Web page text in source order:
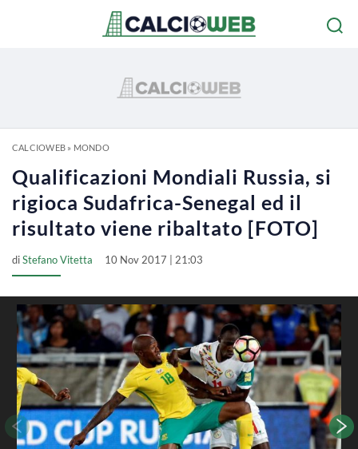
CALCIOWEB» MONDO
Qualificazioni Mondiali Russia, si
rigioca Sudafrica-Senegal ed il
risultato viene ribaltato [FOTO]
diStefano Vitetta 10 Nov 2017 | 21:03